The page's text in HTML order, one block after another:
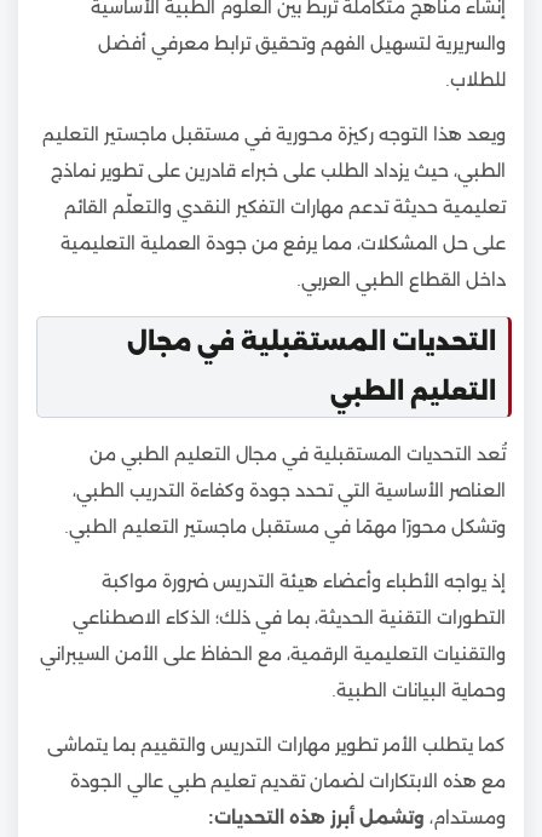
إنشاء مناهج متكاملة تربط بين العلوم الطبية الأساسية
والسريرية لتسهيل الفهم وتحقيق ترابط معرفي أفضل
للطلاب.
ويعد هذا التوجه ركيزة محورية في مستقبل ماجستير التعليم
الطبي، حيث يزداد الطلب على خبراء قادرين على تطوير نماذج
تعليمية حديثة تدعم مهارات التفكير النقدي والتعلّم القائم
على حل المشكلات، مما يرفع من جودة العملية التعليمية
داخل القطاع الطبي العربي.
التحديات المستقبلية في مجال
التعليم الطبي
تُعد التحديات المستقبلية في مجال التعليم الطبي من
العناصر الأساسية التي تحدد جودة وكفاءة التدريب الطبي،
وتشكل محورًا مهمًا في مستقبل ماجستير التعليم الطبي.
إذ يواجه الأطباء وأعضاء هيئة التدريس ضرورة مواكبة
التطورات التقنية الحديثة، بما في ذلك؛ الذكاء الاصطناعي
والتقنيات التعليمية الرقمية، مع الحفاظ على الأمن السيبراني
وحماية البيانات الطبية.
كما يتطلب الأمر تطوير مهارات التدريس والتقييم بما يتماشى
مع هذه الابتكارات لضمان تقديم تعليم طبي عالي الجودة
ومستدام، وتشمل أبرز هذه التحديات: